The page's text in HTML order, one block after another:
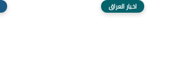
اخبار العراق